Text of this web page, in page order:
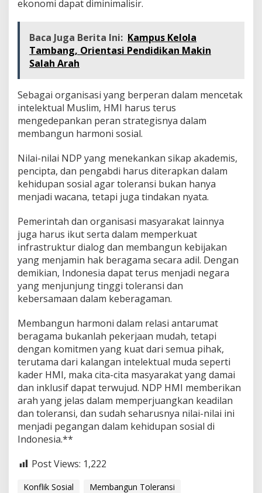
ekonomi dapat diminimalisir.
Baca Juga Berita Ini: Kampus Kelola
Tambang, Orientasi Pendidikan Makin
Salah Arah
Sebagai organisasi yang berperan dalam mencetak
intelektual Muslim, HMI harus terus
mengedepankan peran strategisnya dalam
membangun harmoni sosial.
Nilai-nilai NDP yang menekankan sikap akademis,
pencipta, dan pengabdi harus diterapkan dalam
kehidupan sosial agar toleransi bukan hanya
menjadi wacana, tetapi juga tindakan nyata.
Pemerintah dan organisasi masyarakat lainnya
juga harus ikut serta dalam memperkuat
infrastruktur dialog dan membangun kebijakan
yang menjamin hak beragama secara adil. Dengan
demikian, Indonesia dapat terus menjadi negara
yang menjunjung tinggi toleransi dan
kebersamaan dalam keberagaman.
Membangun harmoni dalam relasi antarumat
beragama bukanlah pekerjaan mudah, tetapi
dengan komitmen yang kuat dari semua pihak,
terutama dari kalangan intelektual muda seperti
kader HMI, maka cita-cita masyarakat yang damai
dan inklusif dapat terwujud. NDP HMI memberikan
arah yang jelas dalam memperjuangkan keadilan
dan toleransi, dan sudah seharusnya nilai-nilai ini
menjadi pegangan dalam kehidupan sosial di
Indonesia.**
Post Views: 1,222
Konflik Sosial
Membangun Toleransi